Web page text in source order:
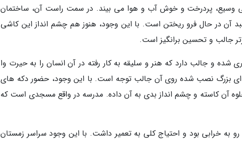
وسیع، پردرخت و خوش آب و هوا می بیند. در سمت راست آن، ساختمان
آن در حال فرو ریختن است. با این وجود، هنوز هم چشم انداز این کاشی
جالب و تحسین برانگیز است.
شده و جالب دارد که هنر و سلیقه به کار رفته در آن انسان را به حیرت وا
بزرگ نصب شده روی آن جالب توجه است. با این وجود، حضور دکه های
جلوه آن کاسته و چشم انداز بدی به آن داده. مدرسه در واقع مسجدی است که
به خرابی بود و احتیاج کلی به تعمیر داشت. با این وجود سراسر زمستان